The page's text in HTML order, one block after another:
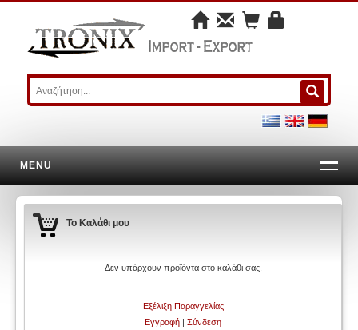
MENU
Το Καλάθι μου
Δεν υπάρχουν προϊόντα στο καλάθι σας.
Εξέλιξη Παραγγελίας
Εγγραφή | Σύνδεση